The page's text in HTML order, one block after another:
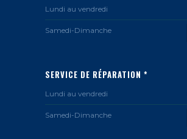
Lundi au vendredi
Samedi-Dimanche
SERVICE DE RÉPARATION *
Lundi au vendredi
Samedi-Dimanche